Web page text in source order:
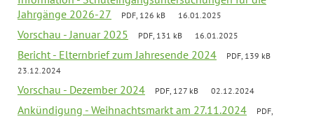
Jahrgänge 2026-27
PDF, 126 kB 16.01.2025
Vorschau - Januar 2025 PDF, 131 kB 16.01.2025
Bericht - Elternbrief zum Jahresende 2024
PDF, 139 kB
23.12.2024
Vorschau - Dezember 2024 PDF, 127 kB 02.12.2024
Ankündigung - Weihnachtsmarkt am 27.11.2024
PDF,